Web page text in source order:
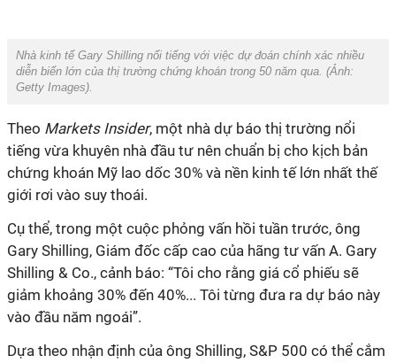
Nhà kinh tế Gary Shilling nổi tiếng với việc dự đoán chính xác nhiều
diễn biến lớn của thị trường chứng khoán trong 50 năm qua. (Ảnh:
Getty Images).
Theo Markets Insider, một nhà dự báo thị trường nổi
tiếng vừa khuyên nhà đầu tư nên chuẩn bị cho kịch bản
chứng khoán Mỹ lao dốc 30% và nền kinh tế lớn nhất thế
giới rơi vào suy thoái.
Cụ thể, trong một cuộc phỏng vấn hồi tuần trước, ông
Gary Shilling, Giám đốc cấp cao của hãng tư vấn A. Gary
Shilling & Co., cảnh báo: “Tôi cho rằng giá cổ phiếu sẽ
giảm khoảng 30% đến 40%... Tôi từng đưa ra dự báo này
vào đầu năm ngoái”.
Dựa theo nhận định của ông Shilling, S&P 500 có thể cắm